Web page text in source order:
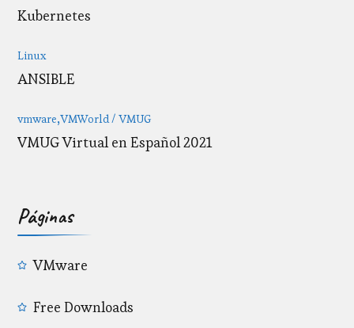
Kubernetes
Linux
ANSIBLE
vmware VMWorld / VMUG
VMUG Virtual en Español 2021
Páginas
VMware
Free Downloads